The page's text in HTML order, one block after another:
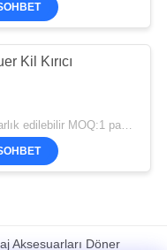
Kil Kırıcı
pazarlık edilebilir MOQ:1 parça
Aksesuarları Döner